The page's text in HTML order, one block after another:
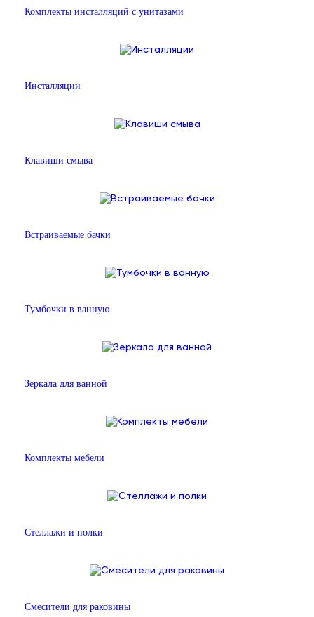
Комплекты инсталляций с унитазами
Инсталляции
Клавиши смыва
Встраиваемые бачки
Тумбочки в ванную
Зеркала для ванной
Комплекты мебели
Стеллажи и полки
Смесители для раковины